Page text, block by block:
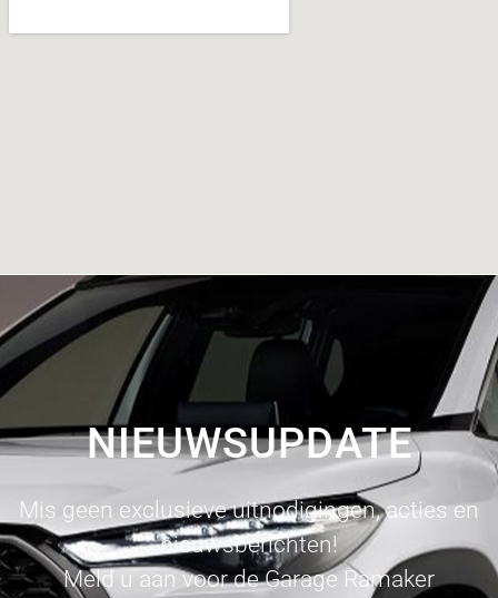
NIEUWSUPDATE
Mis geen exclusieve uitnodigingen, acties en
nieuwsberichten!
Meld u aan voor de Garage Ramaker